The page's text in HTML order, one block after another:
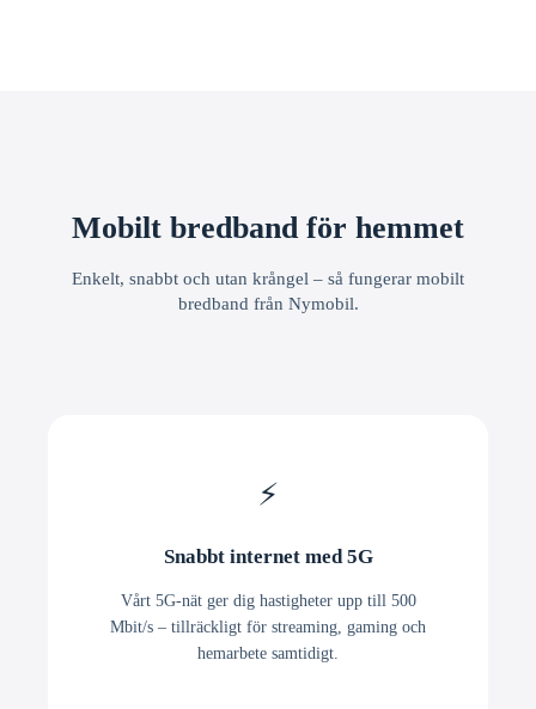
Mobilt bredband för hemmet
Enkelt, snabbt och utan krångel – så fungerar mobilt
bredband från Nymobil.
⚡
Snabbt internet med 5G
Vårt 5G-nät ger dig hastigheter upp till 500
Mbit/s – tillräckligt för streaming, gaming och
hemarbete samtidigt.